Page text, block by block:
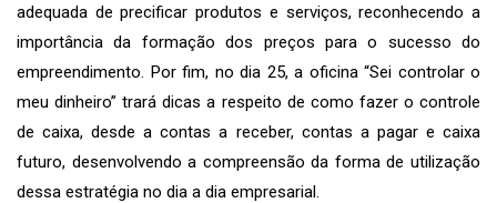
adequada de precificar produtos e serviços, reconhecendo a
importância da formação dos preços para o sucesso do
empreendimento. Por fim, no dia 25, a oficina “Sei controlar o
meu dinheiro” trará dicas a respeito de como fazer o controle
de caixa, desde a contas a receber, contas a pagar e caixa
futuro, desenvolvendo a compreensão da forma de utilização
dessa estratégia no dia a dia empresarial.